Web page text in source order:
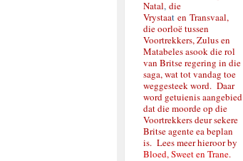
Natal, die
Vrystaat en Transvaal,
die oorloë tussen
Voortrekkers, Zulus en
Matabeles asook die rol
van Britse regering in die
saga, wat tot vandag toe
weggesteek word. Daar
word getuienis aangebied
dat die moorde op die
Voortrekkers deur sekere
Britse agente ea beplan
is. Lees meer hieroor by
Bloed, Sweet en Trane.